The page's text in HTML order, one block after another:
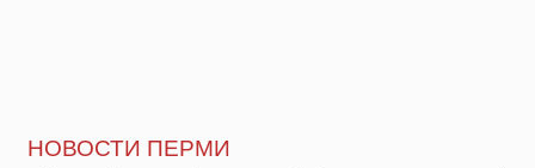
НОВОСТИ ПЕРМИ